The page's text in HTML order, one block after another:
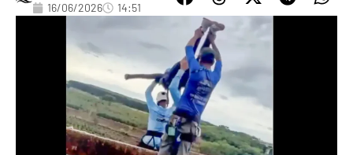
16/06/2026 14:51